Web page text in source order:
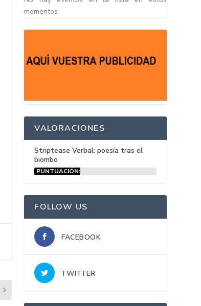
momentos
VALORACIONES
Striptease Verbal: poesía tras el
biombo
PUNTUACIÓN:
FOLLOW US
FACEBOOK
TWITTER